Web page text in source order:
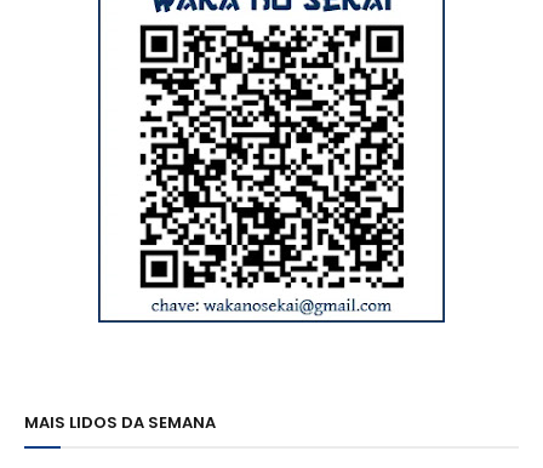
MAIS LIDOS DA SEMANA